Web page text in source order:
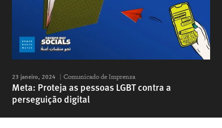
23 janeiro, 2024 Comunicado de Imprensa
Meta: Proteja as pessoas LGBT contra a
perseguição digital